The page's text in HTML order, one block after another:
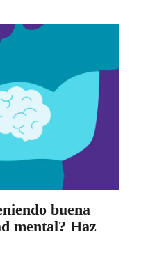
buena
mental? Haz